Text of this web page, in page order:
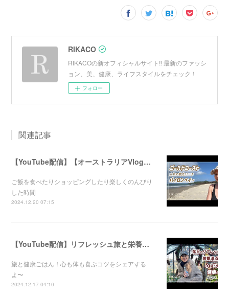
RIKACO
RIKACOの新オフィシャルサイト‼︎ 最新のファッシ
ョン、美、健康、ライフスタイルをチェック！
フォロー
関連記事
【YouTube配信】【オーストラリアVlog】オシャレで人気のバイロンベイ〜
ご飯を食べたりショッピングしたり楽しくのんびり
した時間
2024.12.20 07:15
【YouTube配信】リフレッシュ旅と栄養満点ごはん！心と体が喜ぶ健康のコツ
旅と健康ごはん！心も体も喜ぶコツをシェアする
よ〜
2024.12.17 04:10